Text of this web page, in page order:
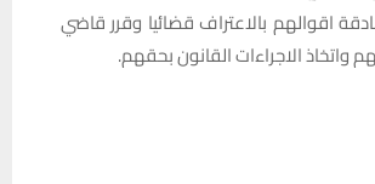
اقوالهم بالاعتراف قضائيا وقرر قاضي
واتخاذ الاجراءات القانون بحقهم.